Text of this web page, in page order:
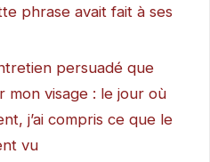
phrase avait fait à ses
persuadé que
mon visage : le jour où
j’ai compris ce que le
vu